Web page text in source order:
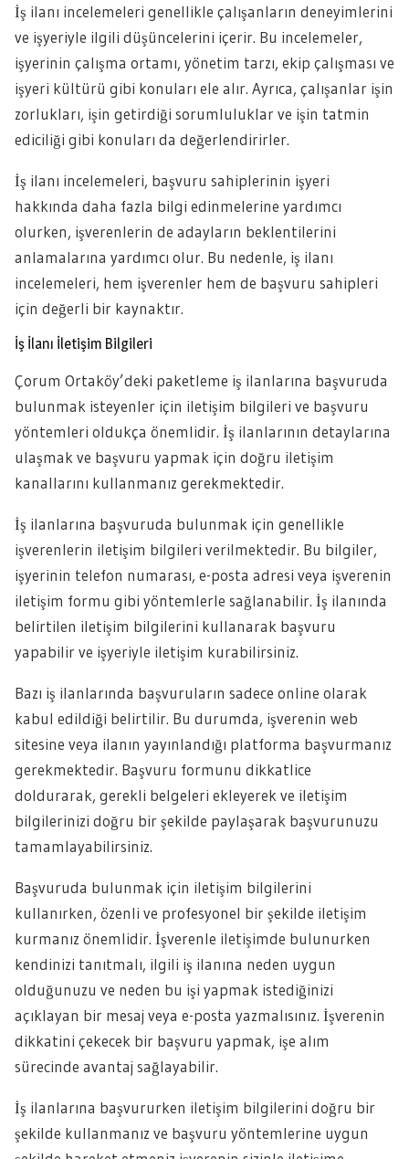
İş ilanı incelemeleri genellikle çalışanların deneyimlerini
ve işyeriyle ilgili düşüncelerini içerir. Bu incelemeler,
işyerinin çalışma ortamı, yönetim tarzı, ekip çalışması ve
işyeri kültürü gibi konuları ele alır. Ayrıca, çalışanlar işin
zorlukları, işin getirdiği sorumluluklar ve işin tatmin
ediciliği gibi konuları da değerlendirirler.
İş ilanı incelemeleri, başvuru sahiplerinin işyeri
hakkında daha fazla bilgi edinmelerine yardımcı
olurken, işverenlerin de adayların beklentilerini
anlamalarına yardımcı olur. Bu nedenle, iş ilanı
incelemeleri, hem işverenler hem de başvuru sahipleri
için değerli bir kaynaktır.
İş İlanı İletişim Bilgileri
Çorum Ortaköy’deki paketleme iş ilanlarına başvuruda
bulunmak isteyenler için iletişim bilgileri ve başvuru
yöntemleri oldukça önemlidir. İş ilanlarının detaylarına
ulaşmak ve başvuru yapmak için doğru iletişim
kanallarını kullanmanız gerekmektedir.
İş ilanlarına başvuruda bulunmak için genellikle
işverenlerin iletişim bilgileri verilmektedir. Bu bilgiler,
işyerinin telefon numarası, e-posta adresi veya işverenin
iletişim formu gibi yöntemlerle sağlanabilir. İş ilanında
belirtilen iletişim bilgilerini kullanarak başvuru
yapabilir ve işyeriyle iletişim kurabilirsiniz.
Bazı iş ilanlarında başvuruların sadece online olarak
kabul edildiği belirtilir. Bu durumda, işverenin web
sitesine veya ilanın yayınlandığı platforma başvurmanız
gerekmektedir. Başvuru formunu dikkatlice
doldurarak, gerekli belgeleri ekleyerek ve iletişim
bilgilerinizi doğru bir şekilde paylaşarak başvurunuzu
tamamlayabilirsiniz.
Başvuruda bulunmak için iletişim bilgilerini
kullanırken, özenli ve profesyonel bir şekilde iletişim
kurmanız önemlidir. İşverenle iletişimde bulunurken
kendinizi tanıtmalı, ilgili iş ilanına neden uygun
olduğunuzu ve neden bu işi yapmak istediğinizi
açıklayan bir mesaj veya e-posta yazmalısınız. İşverenin
dikkatini çekecek bir başvuru yapmak, işe alım
sürecinde avantaj sağlayabilir.
İş ilanlarına başvururken iletişim bilgilerini doğru bir
şekilde kullanmanız ve başvuru yöntemlerine uygun